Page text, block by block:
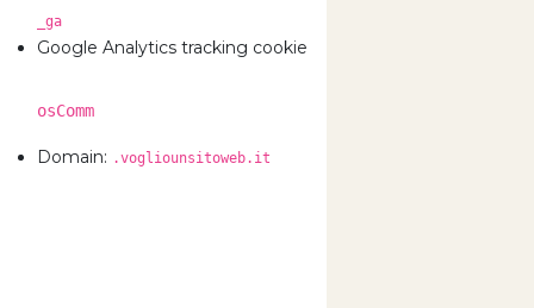
_ga
Google Analytics tracking cookie
osComm
Domain: .vogliounsitoweb.it